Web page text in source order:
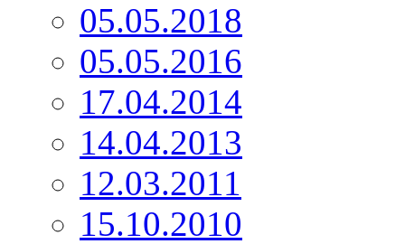
05.05.2018
05.05.2016
17.04.2014
14.04.2013
12.03.2011
15.10.2010